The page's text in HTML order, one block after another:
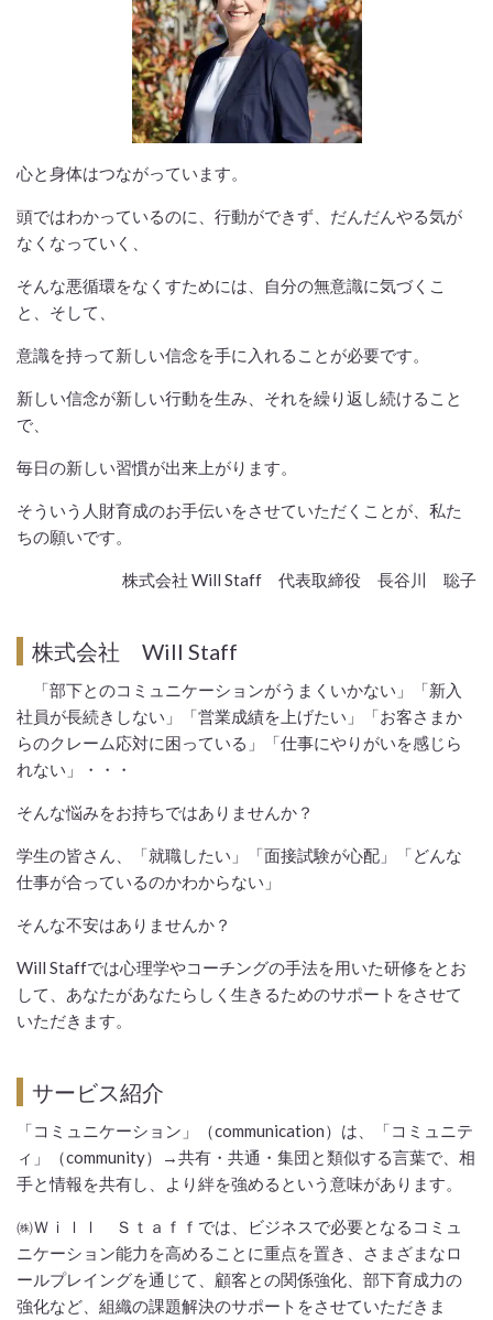
心と身体はつながっています。
頭ではわかっているのに、行動ができず、だんだんやる気が
なくなっていく、
そんな悪循環をなくすためには、自分の無意識に気づくこ
と、そして、
意識を持って新しい信念を手に入れることが必要です。
新しい信念が新しい行動を生み、それを繰り返し続けること
で、
毎日の新しい習慣が出来上がります。
そういう人財育成のお手伝いをさせていただくことが、私た
ちの願いです。
株式会社 Will Staff 代表取締役 長谷川 聡子
株式会社 Will Staff
「部下とのコミュニケーションがうまくいかない」「新入
社員が長続きしない」「営業成績を上げたい」「お客さまか
らのクレーム応対に困っている」「仕事にやりがいを感じら
れない」・・・
そんな悩みをお持ちではありませんか？
学生の皆さん、「就職したい」「面接試験が心配」「どんな
仕事が合っているのかわからない」
そんな不安はありませんか？
Will Staffでは心理学やコーチングの手法を用いた研修をとお
して、あなたがあなたらしく生きるためのサポートをさせて
いただきます。
サービス紹介
「コミュニケーション」（communication）は、「コミュニテ
ィ」（community）→共有・共通・集団と類似する言葉で、相
手と情報を共有し、より絆を強めるという意味があります。
㈱Ｗｉｌｌ Ｓｔａｆｆでは、ビジネスで必要となるコミュ
ニケーション能力を高めることに重点を置き、さまざまなロ
ールプレイングを通じて、顧客との関係強化、部下育成力の
強化など、組織の課題解決のサポートをさせていただきま